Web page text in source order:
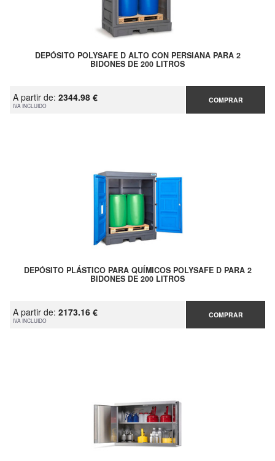
DEPÓSITO POLYSAFE D ALTO CON PERSIANA PARA 2
BIDONES DE 200 LITROS
A partir de: 2344.98 €
IVA INCLUIDO
COMPRAR
DEPÓSITO PLÁSTICO PARA QUÍMICOS POLYSAFE D PARA 2
BIDONES DE 200 LITROS
A partir de: 2173.16 €
IVA INCLUIDO
COMPRAR